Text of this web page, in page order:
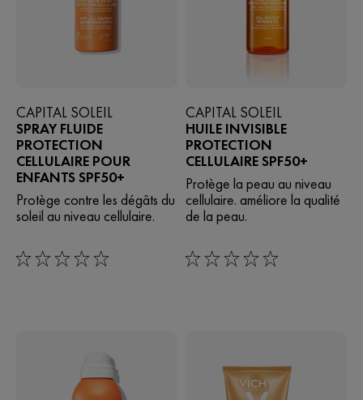
CAPITAL SOLEIL
SPRAY FLUIDE
PROTECTION
CELLULAIRE POUR
ENFANTS SPF50+
Protège contre les dégâts du
soleil au niveau cellulaire.
0/5
CAPITAL SOLEIL
HUILE INVISIBLE
PROTECTION
CELLULAIRE SPF50+
Protège la peau au niveau
cellulaire. améliore la qualité
de la peau.
0/5